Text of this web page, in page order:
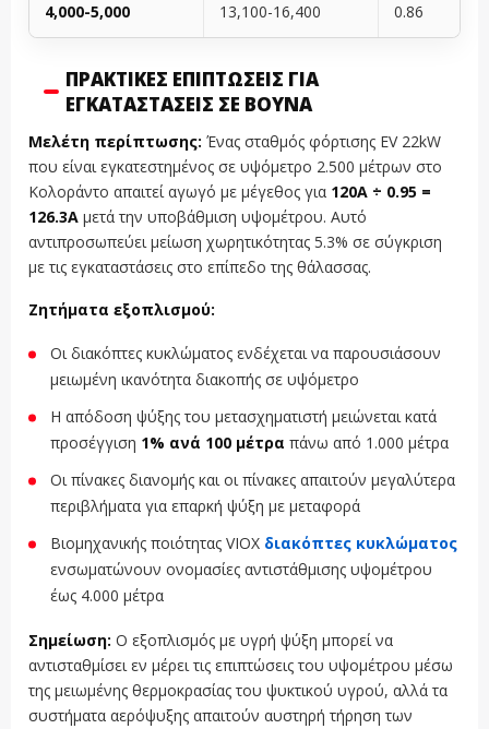
4,000-5,000 13,100-16,400 0.86
ΠΡΑΚΤΙΚΈΣ ΕΠΙΠΤΏΣΕΙΣ ΓΙΑ
ΕΓΚΑΤΑΣΤΆΣΕΙΣ ΣΕ ΒΟΥΝΆ
Μελέτη περίπτωσης: Ένας σταθμός φόρτισης EV 22kW
που είναι εγκατεστημένος σε υψόμετρο 2.500 μέτρων στο
Κολοράντο απαιτεί αγωγό με μέγεθος για 120A ÷ 0.95 =
126.3A μετά την υποβάθμιση υψομέτρου. Αυτό
αντιπροσωπεύει μείωση χωρητικότητας 5.3% σε σύγκριση
με τις εγκαταστάσεις στο επίπεδο της θάλασσας.
Ζητήματα εξοπλισμού:
Οι διακόπτες κυκλώματος ενδέχεται να παρουσιάσουν
μειωμένη ικανότητα διακοπής σε υψόμετρο
Η απόδοση ψύξης του μετασχηματιστή μειώνεται κατά
προσέγγιση 1% ανά 100 μέτρα πάνω από 1.000 μέτρα
Οι πίνακες διανομής και οι πίνακες απαιτούν μεγαλύτερα
περιβλήματα για επαρκή ψύξη με μεταφορά
Βιομηχανικής ποιότητας VIOX διακόπτες κυκλώματος
ενσωματώνουν ονομασίες αντιστάθμισης υψομέτρου
έως 4.000 μέτρα
Σημείωση: Ο εξοπλισμός με υγρή ψύξη μπορεί να
αντισταθμίσει εν μέρει τις επιπτώσεις του υψομέτρου μέσω
της μειωμένης θερμοκρασίας του ψυκτικού υγρού, αλλά τα
συστήματα αερόψυξης απαιτούν αυστηρή τήρηση των